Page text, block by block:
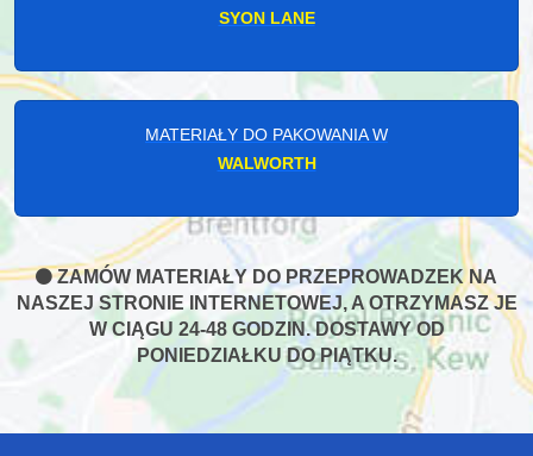
SYON LANE
MATERIAŁY DO PAKOWANIA W
WALWORTH
ZAMÓW MATERIAŁY DO PRZEPROWADZEK NA
NASZEJ STRONIE INTERNETOWEJ, A OTRZYMASZ JE
W CIĄGU 24-48 GODZIN. DOSTAWY OD
PONIEDZIAŁKU DO PIĄTKU.